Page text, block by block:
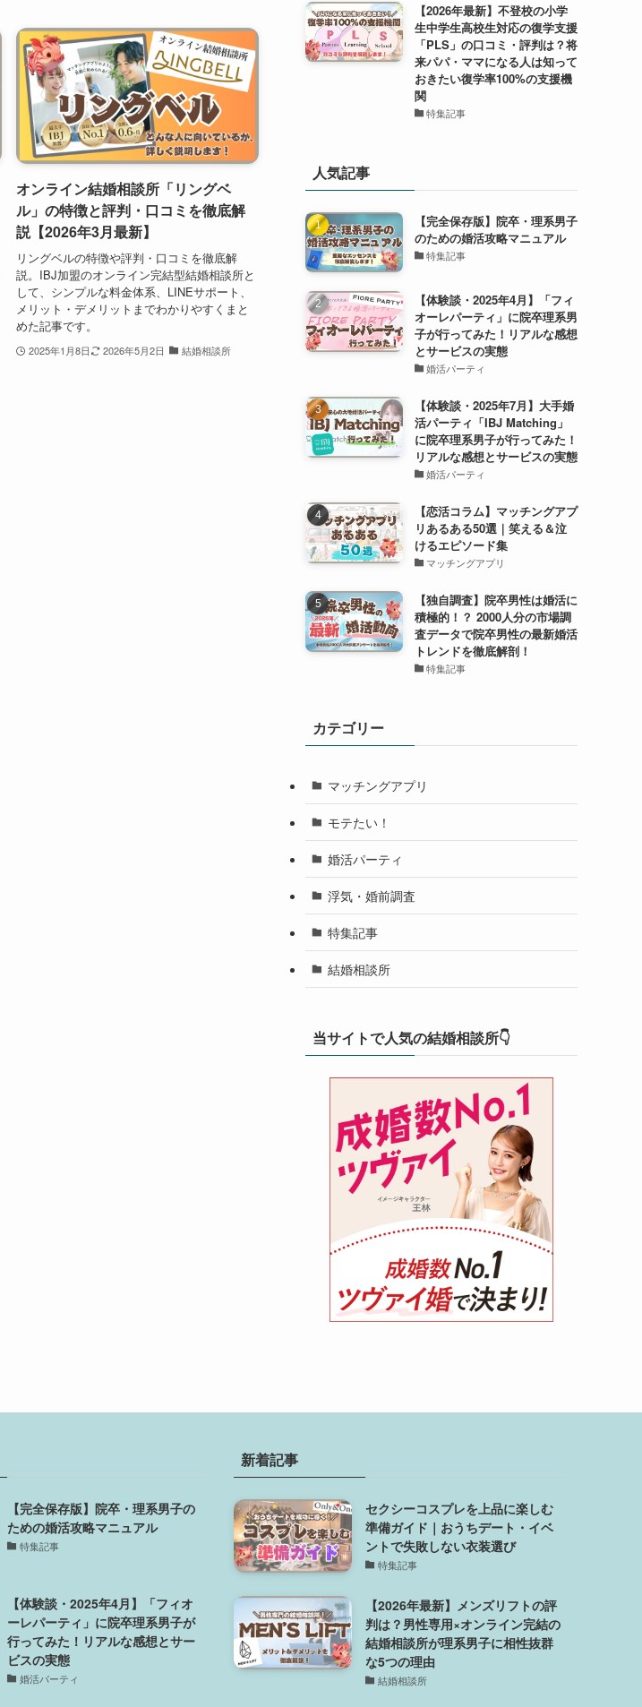
オンライン結婚相談所「リングベ
ル」の特徴と評判・口コミを徹底解
説【2026年3月最新】
リングベルの特徴や評判・口コミを徹底解
説。IBJ加盟のオンライン完結型結婚相談所と
して、シンプルな料金体系、LINEサポート、
メリット・デメリットまでわかりやすくまと
めた記事です。
2025年1月8日 2026年5月2日 結婚相談所
【2026年最新】不登校の小学
生中学生高校生対応の復学支援
「PLS」の口コミ・評判は？将
来パパ・ママになる人は知って
おきたい復学率100%の支援機
関
特集記事
人気記事
【完全保存版】院卒・理系男子
のための婚活攻略マニュアル
特集記事
【体験談・2025年4月】「フィ
オーレパーティ」に院卒理系男
子が行ってみた！リアルな感想
とサービスの実態
婚活パーティ
【体験談・2025年7月】大手婚
活パーティ「IBJ Matching」
に院卒理系男子が行ってみた！
リアルな感想とサービスの実態
婚活パーティ
【恋活コラム】マッチングアプ
リあるある50選｜笑える＆泣
けるエピソード集
マッチングアプリ
【独自調査】院卒男性は婚活に
積極的！？ 2000人分の市場調
査データで院卒男性の最新婚活
トレンドを徹底解剖！
特集記事
カテゴリー
マッチングアプリ
モテたい！
婚活パーティ
浮気・婚前調査
特集記事
結婚相談所
当サイトで人気の結婚相談所👇
【完全保存版】院卒・理系男子の
ための婚活攻略マニュアル
特集記事
【体験談・2025年4月】「フィオ
ーレパーティ」に院卒理系男子が
行ってみた！リアルな感想とサー
ビスの実態
婚活パーティ
新着記事
セクシーコスプレを上品に楽しむ
準備ガイド｜おうちデート・イベ
ントで失敗しない衣装選び
特集記事
【2026年最新】メンズリフトの評
判は？男性専用×オンライン完結の
結婚相談所が理系男子に相性抜群
な5つの理由
結婚相談所